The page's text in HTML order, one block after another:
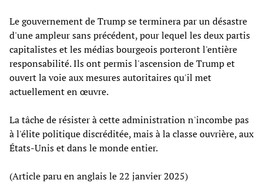
Le gouvernement de Trump se terminera par un désastre
d'une ampleur sans précédent, pour lequel les deux partis
capitalistes et les médias bourgeois porteront l'entière
responsabilité. Ils ont permis l'ascension de Trump et
ouvert la voie aux mesures autoritaires qu'il met
actuellement en œuvre.
La tâche de résister à cette administration n'incombe pas
à l'élite politique discréditée, mais à la classe ouvrière, aux
États-Unis et dans le monde entier.
(Article paru en anglais le 22 janvier 2025)